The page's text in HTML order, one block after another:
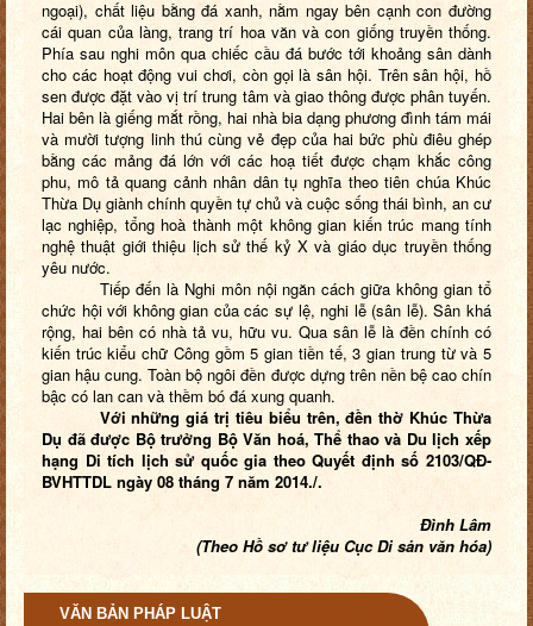
ngoại), chất liệu bằng đá xanh, nằm ngay bên cạnh con đường
cái quan của làng, trang trí hoa văn và con giống truyền thống.
Phía sau nghi môn qua chiếc cầu đá bước tới khoảng sân dành
cho các hoạt động vui chơi, còn gọi là sân hội. Trên sân hội, hồ
sen được đặt vào vị trí trung tâm và giao thông được phân tuyến.
Hai bên là giếng mắt rồng, hai nhà bia dạng phương đình tám mái
và mười tượng linh thú cùng vẻ đẹp của hai bức phù điêu ghép
bằng các mảng đá lớn với các hoạ tiết được chạm khắc công
phu, mô tả quang cảnh nhân dân tụ nghĩa theo tiên chúa Khúc
Thừa Dụ giành chính quyền tự chủ và cuộc sống thái bình, an cư
lạc nghiệp, tổng hoà thành một không gian kiến trúc mang tính
nghệ thuật giới thiệu lịch sử thế kỷ X và giáo dục truyền thống
yêu nước.
Tiếp đến là Nghi môn nội ngăn cách giữa không gian tổ
chức hội với không gian của các sự lệ, nghi lễ (sân lễ). Sân khá
rộng, hai bên có nhà tả vu, hữu vu. Qua sân lễ là đền chính có
kiến trúc kiểu chữ Công gồm 5 gian tiền tế, 3 gian trung từ và 5
gian hậu cung. Toàn bộ ngôi đền được dựng trên nền bệ cao chín
bậc có lan can và thềm bó đá xung quanh.
Với những giá trị tiêu biểu trên, đền thờ Khúc Thừa
Dụ đã được Bộ trưởng Bộ Văn hoá, Thể thao và Du lịch xếp
hạng Di tích lịch sử quốc gia theo Quyết định số 2103/QĐ-
BVHTTDL ngày 08 tháng 7 năm 2014./.
Đình Lâm
(Theo Hồ sơ tư liệu Cục Di sản văn hóa)
VĂN BẢN PHÁP LUẬT